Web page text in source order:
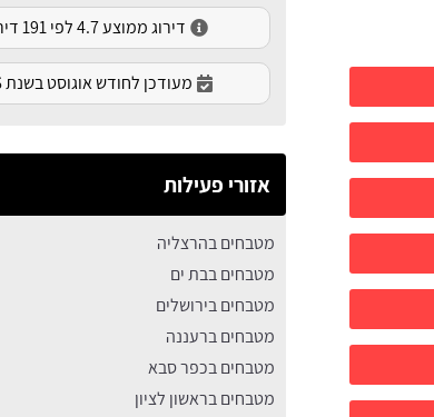
דירוג ממוצע 4.7 לפי 191 דירוגים
מעודכן לחודש אוגוסט בשנת 2026
אזורי פעילות
מטבחים בהרצליה
מטבחים בבת ים
מטבחים בירושלים
מטבחים ברעננה
מטבחים בכפר סבא
מטבחים בראשון לציון